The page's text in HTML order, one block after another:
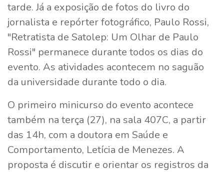
tarde. Já a exposição de fotos do livro do
jornalista e repórter fotográfico, Paulo Rossi,
"Retratista de Satolep: Um Olhar de Paulo
Rossi" permanece durante todos os dias do
evento. As atividades acontecem no saguão
da universidade durante todo o dia.
O primeiro minicurso do evento acontece
também na terça (27), na sala 407C, a partir
das 14h, com a doutora em Saúde e
Comportamento, Letícia de Menezes. A
proposta é discutir e orientar os registros da